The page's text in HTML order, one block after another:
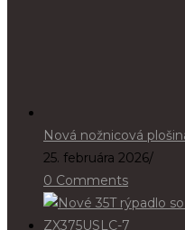
Nová nožnicová
25. februára 2026/
0 Comments